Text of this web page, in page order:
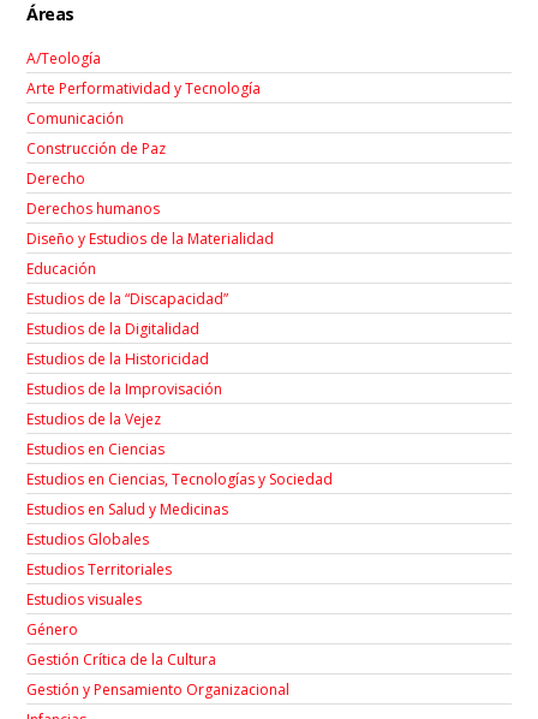
Áreas
A/Teología
Arte Performatividad y Tecnología
Comunicación
Construcción de Paz
Derecho
Derechos humanos
Diseño y Estudios de la Materialidad
Educación
Estudios de la “Discapacidad”
Estudios de la Digitalidad
Estudios de la Historicidad
Estudios de la Improvisación
Estudios de la Vejez
Estudios en Ciencias
Estudios en Ciencias, Tecnologías y Sociedad
Estudios en Salud y Medicinas
Estudios Globales
Estudios Territoriales
Estudios visuales
Género
Gestión Crítica de la Cultura
Gestión y Pensamiento Organizacional